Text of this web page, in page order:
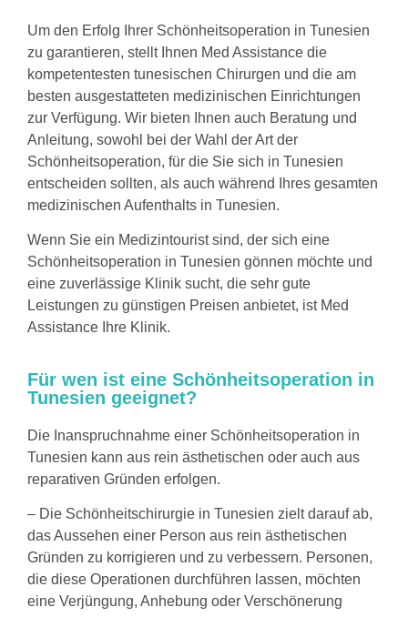
Um den Erfolg Ihrer Schönheitsoperation in Tunesien
zu garantieren, stellt Ihnen Med Assistance die
kompetentesten tunesischen Chirurgen und die am
besten ausgestatteten medizinischen Einrichtungen
zur Verfügung. Wir bieten Ihnen auch Beratung und
Anleitung, sowohl bei der Wahl der Art der
Schönheitsoperation, für die Sie sich in Tunesien
entscheiden sollten, als auch während Ihres gesamten
medizinischen Aufenthalts in Tunesien.
Wenn Sie ein Medizintourist sind, der sich eine
Schönheitsoperation in Tunesien gönnen möchte und
eine zuverlässige Klinik sucht, die sehr gute
Leistungen zu günstigen Preisen anbietet, ist Med
Assistance Ihre Klinik.
Für wen ist eine Schönheitsoperation in
Tunesien geeignet?
Die Inanspruchnahme einer Schönheitsoperation in
Tunesien kann aus rein ästhetischen oder auch aus
reparativen Gründen erfolgen.
– Die Schönheitschirurgie in Tunesien zielt darauf ab,
das Aussehen einer Person aus rein ästhetischen
Gründen zu korrigieren und zu verbessern. Personen,
die diese Operationen durchführen lassen, möchten
eine Verjüngung, Anhebung oder Verschönerung